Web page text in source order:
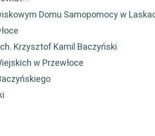
Domu Samopomocy w
Krzysztof Kamil Baczyński
w Przewłoce